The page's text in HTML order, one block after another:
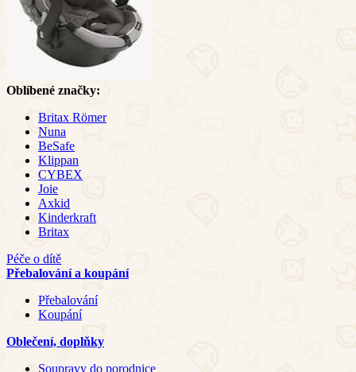
Oblíbené značky:
Britax Römer
Nuna
BeSafe
Klippan
CYBEX
Joie
Axkid
Kinderkraft
Britax
Péče o dítě
Přebalování a koupání
Přebalování
Koupání
Oblečení, doplňky
Soupravy do porodnice